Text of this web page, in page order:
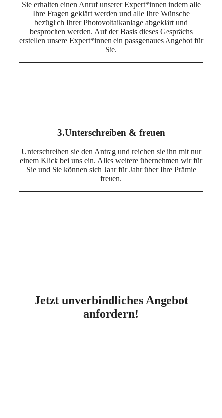
Sie erhalten einen Anruf unserer Expert*innen indem alle
Ihre Fragen geklärt werden und alle Ihre Wünsche
bezüglich Ihrer Photovoltaikanlage abgeklärt und
besprochen werden. Auf der Basis dieses Gesprächs
erstellen unsere Expert*innen ein passgenaues Angebot für
Sie.
3.Unterschreiben & freuen
Unterschreiben sie den Antrag und reichen sie ihn mit nur
einem Klick bei uns ein. Alles weitere übernehmen wir für
Sie und Sie können sich Jahr für Jahr über Ihre Prämie
freuen.
Jetzt unverbindliches Angebot
anfordern!